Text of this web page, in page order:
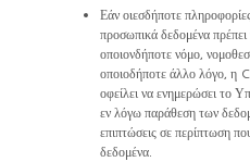
Εάν οιεσδήποτε
προσωπικά δεδομένα
οποιονδήποτε νόμο,
οποιοδήποτε άλλο λόγο,
οφείλει να ενημερώσει το
εν λόγω παράθεση των
επιπτώσεις σε περίπτωση
δεδομένα.